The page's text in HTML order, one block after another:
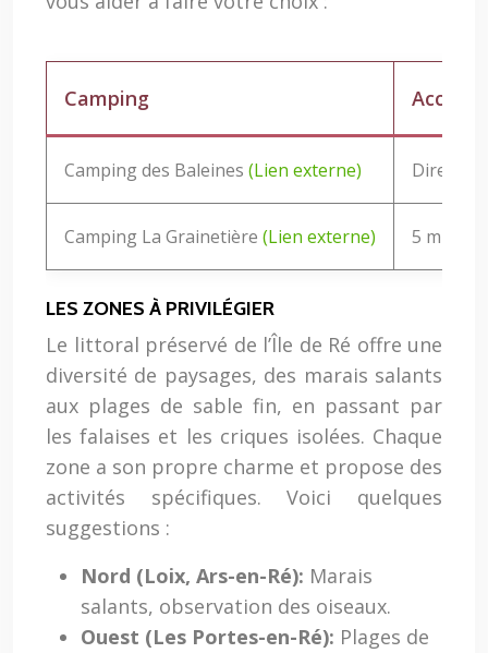
Camping Accès
Camping des Baleines (Lien externe) Direct
Camping La Grainetière (Lien externe) 5 min en
LES ZONES À PRIVILÉGIER
Le littoral préservé de l’Île de Ré offre une
diversité de paysages, des marais salants
aux plages de sable fin, en passant par
les falaises et les criques isolées. Chaque
zone a son propre charme et propose des
activités spécifiques. Voici quelques
suggestions :
Nord (Loix, Ars-en-Ré): Marais
salants, observation des oiseaux.
Ouest (Les Portes-en-Ré): Plages de